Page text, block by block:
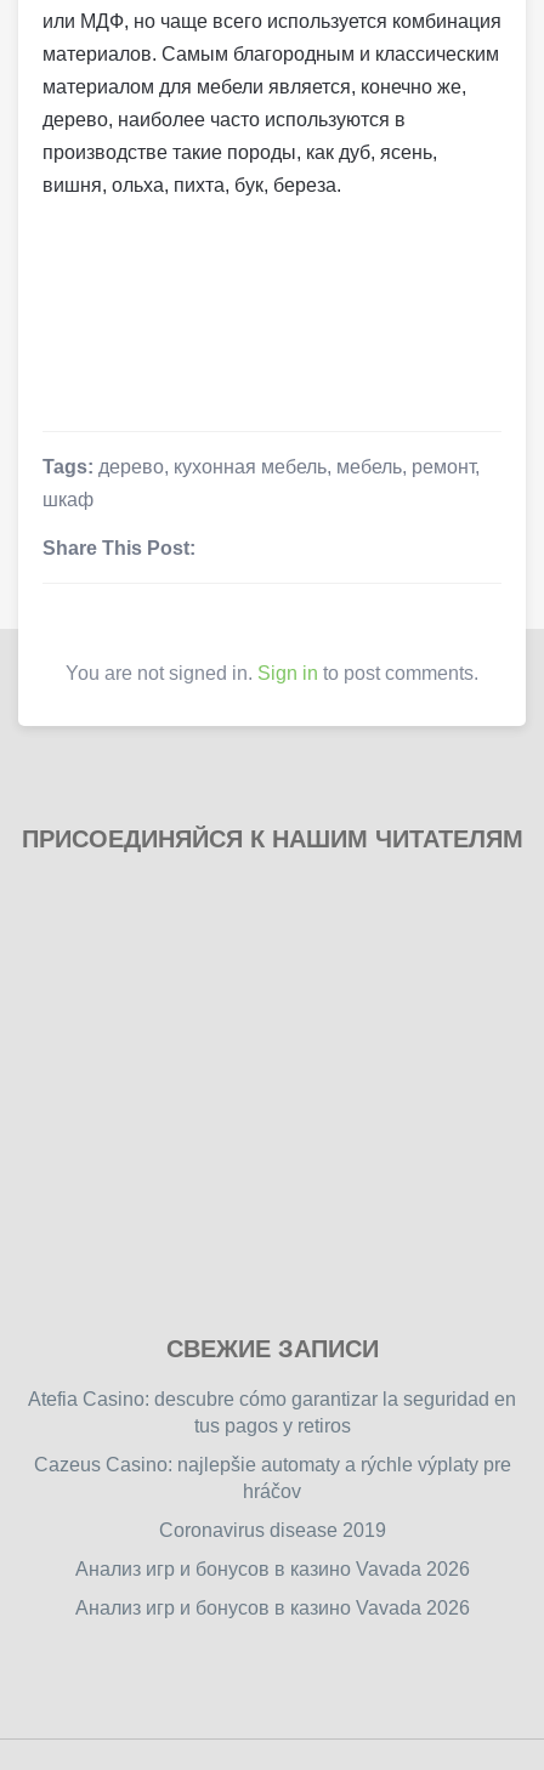
или МДФ, но чаще всего используется комбинация
материалов. Самым благородным и классическим
материалом для мебели является, конечно же,
дерево, наиболее часто используются в
производстве такие породы, как дуб, ясень,
вишня, ольха, пихта, бук, береза.
Tags: дерево, кухонная мебель, мебель, ремонт,
шкаф
Share This Post:
You are not signed in. Sign in to post comments.
ПРИСОЕДИНЯЙСЯ К НАШИМ ЧИТАТЕЛЯМ
free
games
games.
СВЕЖИЕ ЗАПИСИ
Atefia Casino: descubre cómo garantizar la seguridad en
tus pagos y retiros
Cazeus Casino: najlepšie automaty a rýchle výplaty pre
hráčov
Coronavirus disease 2019
Анализ игр и бонусов в казино Vavada 2026
Анализ игр и бонусов в казино Vavada 2026